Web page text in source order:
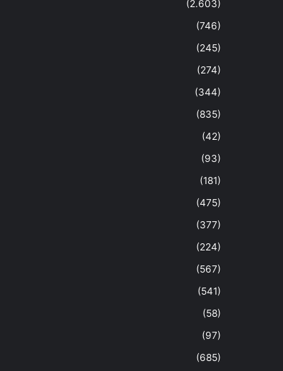
(2.603)
(746)
(245)
(274)
(344)
(835)
(42)
(93)
(181)
(475)
(377)
(224)
(567)
(541)
(58)
(97)
(685)